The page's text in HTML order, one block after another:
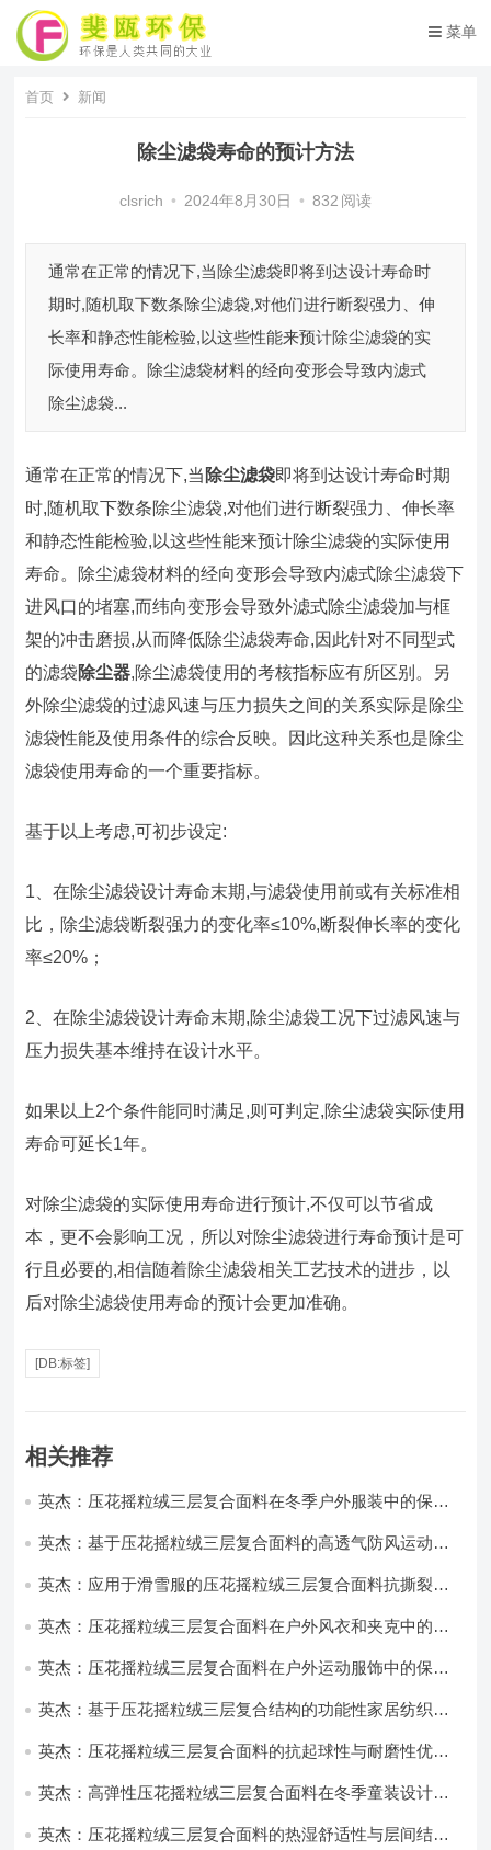
菜单
首页 新闻
除尘滤袋寿命的预计方法
clsrich • 2024年8月30日 • 832 阅读
通常在正常的情况下,当除尘滤袋即将到达设计寿命时
期时,随机取下数条除尘滤袋,对他们进行断裂强力、伸
长率和静态性能检验,以这些性能来预计除尘滤袋的实
际使用寿命。除尘滤袋材料的经向变形会导致内滤式
除尘滤袋...
通常在正常的情况下,当 除尘滤袋即将到达设计寿命时期
时,随机取下数条除尘滤袋,对他们进行断裂强力、伸长率
和静态性能检验,以这些性能来预计除尘滤袋的实际使用
寿命。除尘滤袋材料的经向变形会导致内滤式除尘滤袋下
进风口的堵塞,而纬向变形会导致外滤式除尘滤袋加与框
架的冲击磨损,从而降低除尘滤袋寿命,因此针对不同型式
的滤袋除尘器,除尘滤袋使用的考核指标应有所区别。另
外除尘滤袋的过滤风速与压力损失之间的关系实际是除尘
滤袋性能及使用条件的综合反映。因此这种关系也是除尘
滤袋使用寿命的一个重要指标。
基于以上考虑,可初步设定:
1、在除尘滤袋设计寿命末期,与滤袋使用前或有关标准相
比，除尘滤袋断裂强力的变化率≤10%,断裂伸长率的变化
率≤20%；
2、在除尘滤袋设计寿命末期,除尘滤袋工况下过滤风速与
压力损失基本维持在设计水平。
如果以上2个条件能同时满足,则可判定,除尘滤袋实际使用
寿命可延长1年。
对除尘滤袋的实际使用寿命进行预计,不仅可以节省成
本，更不会影响工况，所以对除尘滤袋进行寿命预计是可
行且必要的,相信随着除尘滤袋相关工艺技术的进步，以
后对除尘滤袋使用寿命的预计会更加准确。
[DB:标签]
相关推荐
英杰：压花摇粒绒三层复合面料在冬季户外服装中的保暖
英杰：基于压花摇粒绒三层复合面料的高透气防风运动服
英杰：应用于滑雪服的压花摇粒绒三层复合面料抗撕裂与
英杰：压花摇粒绒三层复合面料在户外风衣和夹克中的应
英杰：压花摇粒绒三层复合面料在户外运动服饰中的保暖
英杰：基于压花摇粒绒三层复合结构的功能性家居纺织品
英杰：压花摇粒绒三层复合面料的抗起球性与耐磨性优化
英杰：高弹性压花摇粒绒三层复合面料在冬季童装设计中
英杰：压花摇粒绒三层复合面料的热湿舒适性与层间结合